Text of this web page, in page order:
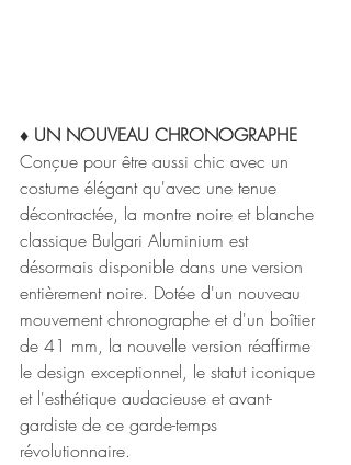
♦ UN NOUVEAU CHRONOGRAPHE
Conçue pour être aussi chic avec un
costume élégant qu'avec une tenue
décontractée, la montre noire et blanche
classique Bulgari Aluminium est
désormais disponible dans une version
entièrement noire. Dotée d'un nouveau
mouvement chronographe et d'un boîtier
de 41 mm, la nouvelle version réaffirme
le design exceptionnel, le statut iconique
et l'esthétique audacieuse et avant-
gardiste de ce garde-temps
révolutionnaire.